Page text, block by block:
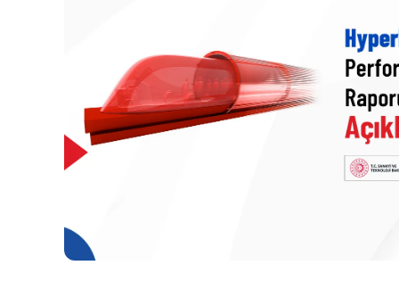
KVKK Aydınlatma metni